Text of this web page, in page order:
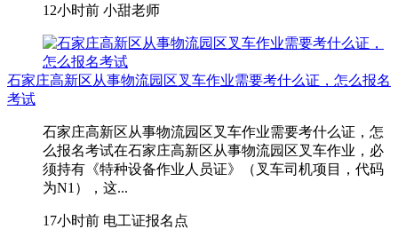
12小时前 小甜老师
石家庄高新区从事物流园区叉车作业需要考什么证，怎么报名
考试
石家庄高新区从事物流园区叉车作业需要考什么证，怎
么报名考试在石家庄高新区从事物流园区叉车作业，‌必
须持有《特种设备作业人员证》（叉车司机项目，代码
为N1）‌，这...
17小时前 电工证报名点